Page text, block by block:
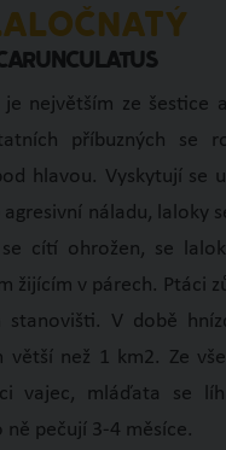
největším ze šestice
příbuzných se
hlavou. Vyskytují se
agresivní náladu, laloky
cítí ohrožen, se
žijícím v párech. Ptáci
stanovišti. V době
větší než 1 km2. Ze
vajec, mláďata se
ně pečují 3-4 měsíce.